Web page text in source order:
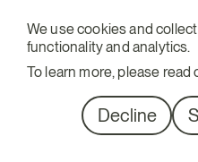
Fase de definición de los
aplicación prevista, las
público destinatario. En la
se toman las principales
ejemplo, la definición
We use cookies and
functionality and analytics.
To learn more, please read
Decline